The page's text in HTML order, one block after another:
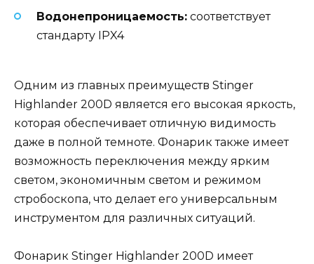
Водонепроницаемость: соответствует
стандарту IPX4
Одним из главных преимуществ Stinger
Highlander 200D является его высокая яркость,
которая обеспечивает отличную видимость
даже в полной темноте. Фонарик также имеет
возможность переключения между ярким
светом, экономичным светом и режимом
стробоскопа, что делает его универсальным
инструментом для различных ситуаций.
Фонарик Stinger Highlander 200D имеет